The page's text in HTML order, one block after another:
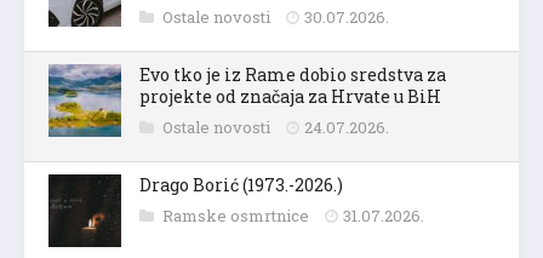
Ostale novosti 30.07.2026.
Evo tko je iz Rame dobio sredstva za
projekte od značaja za Hrvate u BiH
Ostale novosti 24.07.2026.
Drago Borić (1973.-2026.)
Ramske osmrtnice 31.07.2026.